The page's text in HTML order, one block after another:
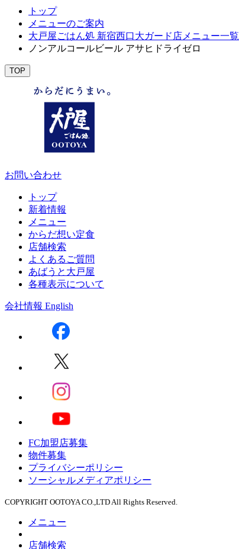
トップ
メニューのご案内
大戸屋ごはん処 新宿西口大ガード店メニュー一覧
ノンアルコールビール アサヒドライゼロ
TOP
お問い合わせ
トップ
新着情報
メニュー
からだ想い定食
店舗検索
よくあるご質問
あばうと大戸屋
各種表示について
会社情報 English
FC加盟店募集
物件募集
プライバシーポリシー
ソーシャルメディアポリシー
COPYRIGHT OOTOYA CO.,LTD All Rights Reserved.
メニュー
店舗検索